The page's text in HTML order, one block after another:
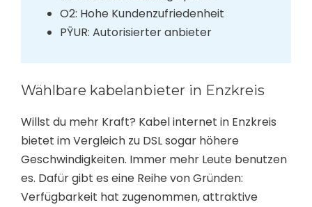
O2: Hohe Kundenzufriedenheit
PŸUR: Autorisierter anbieter
Wählbare kabelanbieter in Enzkreis
Willst du mehr Kraft? Kabel internet in Enzkreis
bietet im Vergleich zu DSL sogar höhere
Geschwindigkeiten. Immer mehr Leute benutzen
es. Dafür gibt es eine Reihe von Gründen:
Verfügbarkeit hat zugenommen, attraktive